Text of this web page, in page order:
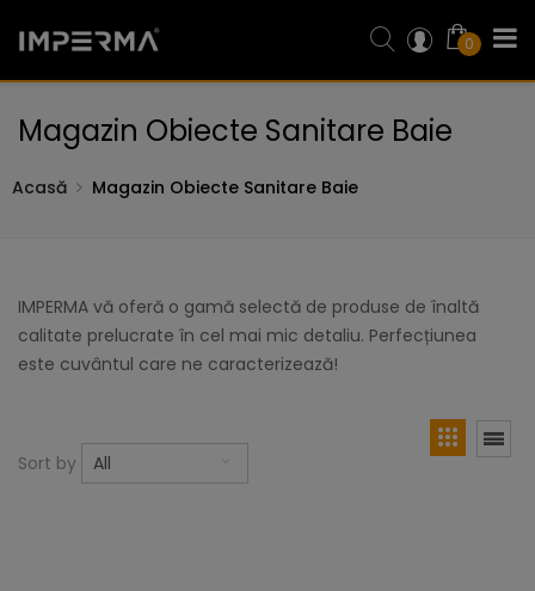
0
Magazin Obiecte Sanitare Baie
Acasă Magazin Obiecte Sanitare Baie
IMPERMA vă oferă o gamă selectă de produse de înaltă
calitate prelucrate în cel mai mic detaliu. Perfecțiunea
este cuvântul care ne caracterizează!
Sort by All